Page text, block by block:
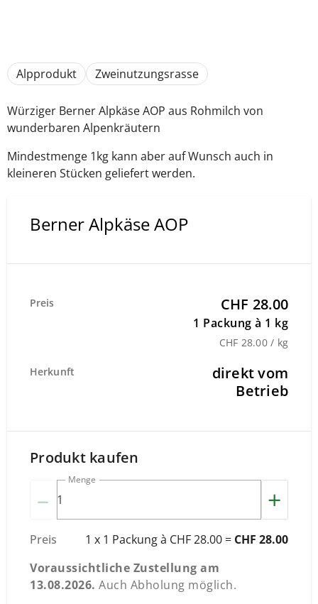
Alpprodukt Zweinutzungsrasse
Würziger Berner Alpkäse AOP aus Rohmilch von
wunderbaren Alpenkräutern
Mindestmenge 1kg kann aber auf Wunsch auch in
kleineren Stücken geliefert werden.
Berner Alpkäse AOP
Preis CHF 28.00
1 Packung à 1 kg
CHF 28.00 / kg
Herkunft
direkt vom
Betrieb
Produkt kaufen
–
Menge
+
Preis 1 x 1 Packung à CHF 28.00 = CHF 28.00
Voraussichtliche Zustellung am
13.08.2026. Auch Abholung möglich.